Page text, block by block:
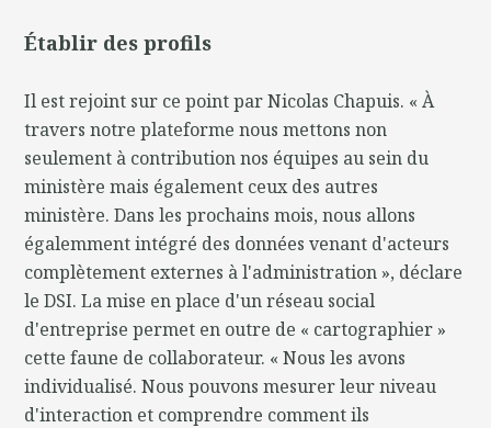
Établir des profils
Il est rejoint sur ce point par Nicolas Chapuis. « À
travers notre plateforme nous mettons non
seulement à contribution nos équipes au sein du
ministère mais également ceux des autres
ministère. Dans les prochains mois, nous allons
égalemment intégré des données venant d'acteurs
complètement externes à l'administration », déclare
le DSI. La mise en place d'un réseau social
d'entreprise permet en outre de « cartographier »
cette faune de collaborateur. « Nous les avons
individualisé. Nous pouvons mesurer leur niveau
d'interaction et comprendre comment ils